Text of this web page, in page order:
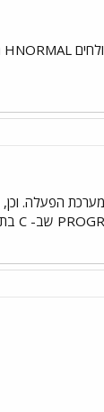
מערכת הפעלה.